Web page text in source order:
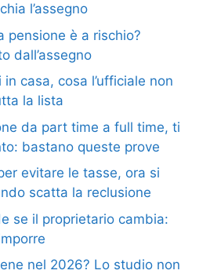
l’assegno
pensione è a rischio?
dall’assegno
casa, cosa l’ufficiale non
la lista
da part time a full time, ti
bastano queste prove
evitare le tasse, ora si
scatta la reclusione
se il proprietario cambia:
nel 2026? Lo studio non